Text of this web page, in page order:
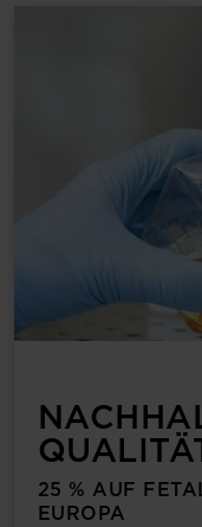
25 % AUF
EUROPA